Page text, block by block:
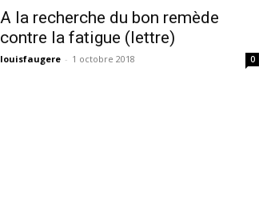
A la recherche du bon remède
contre la fatigue (lettre)
louisfaugere - 1 octobre 2018 0